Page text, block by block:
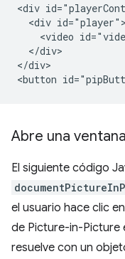
<div
  <div id="player">
<video
  </div>
</div>
Abre una
El siguiente código
el usuario hace clic
de Picture-in-Picture
resuelve con un